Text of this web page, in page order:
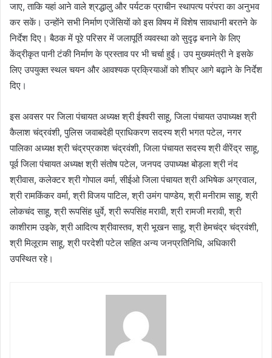
जाए, ताकि यहां आने वाले श्रद्धालु और पर्यटक प्राचीन स्थापत्य परंपरा का अनुभव
कर सकें। उन्होंने सभी निर्माण एजेंसियों को इस विषय में विशेष सावधानी बरतने के
निर्देश दिए। बैठक में पूरे परिसर में जलापूर्ति व्यवस्था को सुदृढ़ बनाने के लिए
केंद्रीकृत पानी टंकी निर्माण के प्रस्ताव पर भी चर्चा हुई। उप मुख्यमंत्री ने इसके
लिए उपयुक्त स्थल चयन और आवश्यक प्रक्रियाओं को शीघ्र आगे बढ़ाने के निर्देश
दिए।
इस अवसर पर जिला पंचायत अध्यक्ष श्री ईश्वरी साहू, जिला पंचायत उपाध्यक्ष श्री
कैलाश चंद्रवंशी, पुलिस जवाबदेही प्राधिकरण सदस्य श्री भगत पटेल, नगर
पालिका अध्यक्ष श्री चंद्रप्रकाश चंद्रवंशी, जिला पंचायत सदस्य श्री वीरेंद्र साहू,
पूर्व जिला पंचायत अध्यक्ष श्री संतोष पटेल, जनपद उपाध्यक्ष बोड़ला श्री नंद
श्रीवास, कलेक्टर श्री गोपाल वर्मा, सीईओ जिला पंचायत श्री अभिषेक अग्रवाल,
श्री रामकिंकर वर्मा, श्री विजय पाटिल, श्री उमंग पाण्डेय, श्री मनीराम साहू, श्री
लोकचंद साहू, श्री रूपसिंह धुर्वे, श्री रूपसिंह मरावी, श्री रामजी मरावी, श्री
काशीराम उइके, श्री आदित्य श्रीवास्तव, श्री भूखन साहू, श्री हेमचंद्र चंद्रवंशी,
श्री मिलूराम साहू, श्री परदेशी पटेल सहित अन्य जनप्रतिनिधि, अधिकारी
उपस्थित रहे।